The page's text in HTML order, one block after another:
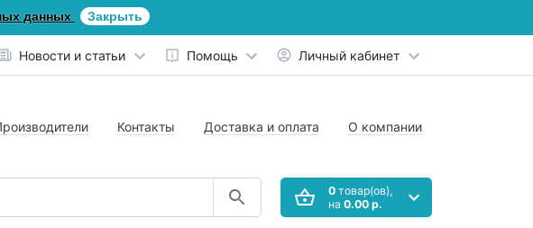
данных Закрыть
Новости и статьи Помощь Личный кабинет
Контакты Доставка и оплата О компании
0товар(ов),
на 0.00 р.